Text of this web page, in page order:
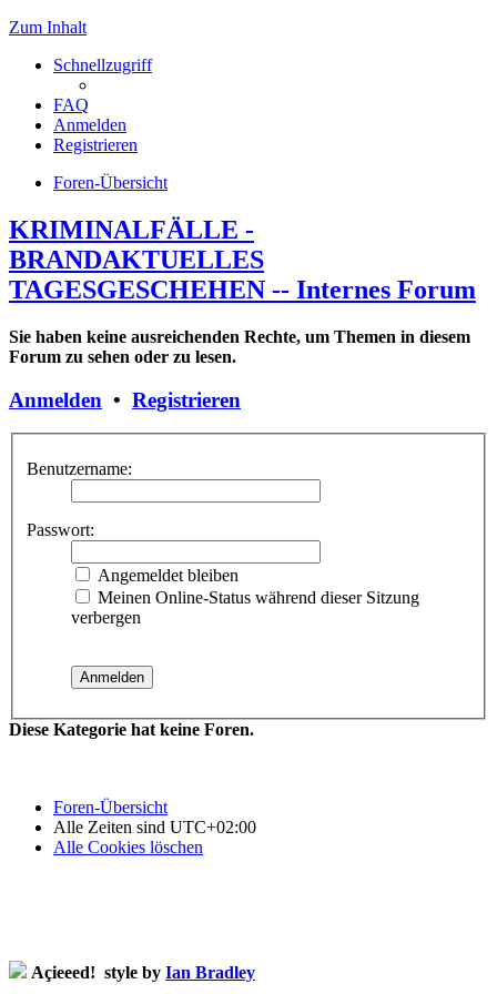
Zum Inhalt
Schnellzugriff
FAQ
Anmelden
Registrieren
Foren-Übersicht
KRIMINALFÄLLE -
BRANDAKTUELLES
TAGESGESCHEHEN -- Internes Forum
Sie haben keine ausreichenden Rechte, um Themen in diesem
Forum zu sehen oder zu lesen.
Anmelden • Registrieren
Benutzername:
Passwort:
Angemeldet bleiben
Meinen Online-Status während dieser Sitzung
verbergen
Diese Kategorie hat keine Foren.
Foren-Übersicht
Alle Zeiten sind UTC+02:00
Alle Cookies löschen
Açieeed! style by Ian Bradley